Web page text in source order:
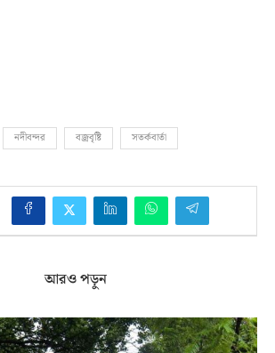
নদীবন্দর বজ্রবৃষ্টি সতর্কবার্তা
আরও পড়ুন